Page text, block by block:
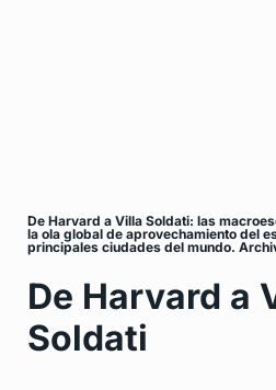
De Harvard a Villa Soldati: las
la ola global de aprovechamiento del
principales ciudades del mundo.
De Harvard a
Soldati